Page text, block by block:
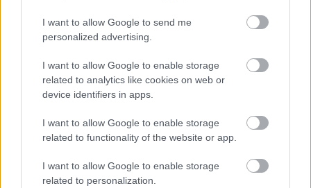
I want to allow Google to send me
personalized advertising.
I want to allow Google to enable storage
related to analytics like cookies on web or
device identifiers in apps.
I want to allow Google to enable storage
related to functionality of the website or app.
I want to allow Google to enable storage
related to personalization.
07/08/2026
«Αντίο» με ήττα για τις διεθνείς μας στο τουρνουά του
06/08/2026
στην Ιταλία Β’
06/08/2026
Η FIVB σχεδιάζει να διοργανώσει το Παγκόσμιο